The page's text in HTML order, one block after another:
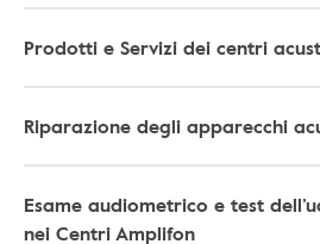
Prodotti e Servizi dei centri
Riparazione degli apparecchi
Esame audiometrico e test
nei Centri Amplifon